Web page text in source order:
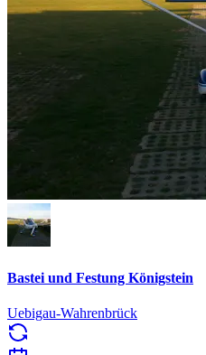
Bastei und Festung Königstein
Uebigau-Wahrenbrück